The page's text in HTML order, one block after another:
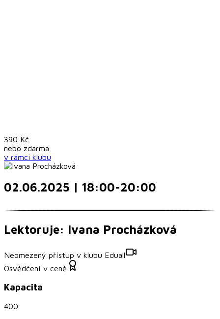
390 Kč
nebo zdarma
v rámci klubu
02.06.2025 | 18:00-20:00
Lektoruje: Ivana Procházková
Neomezený přístup v klubu Eduall
Osvědčení v ceně
Kapacita
400